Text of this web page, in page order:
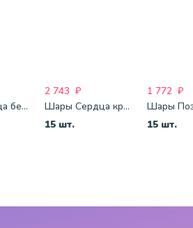
Шары Сердца бело-розово-красные
2 743 ₽
Шары Сердца красные
15 шт.
1 772 ₽
15 шт.